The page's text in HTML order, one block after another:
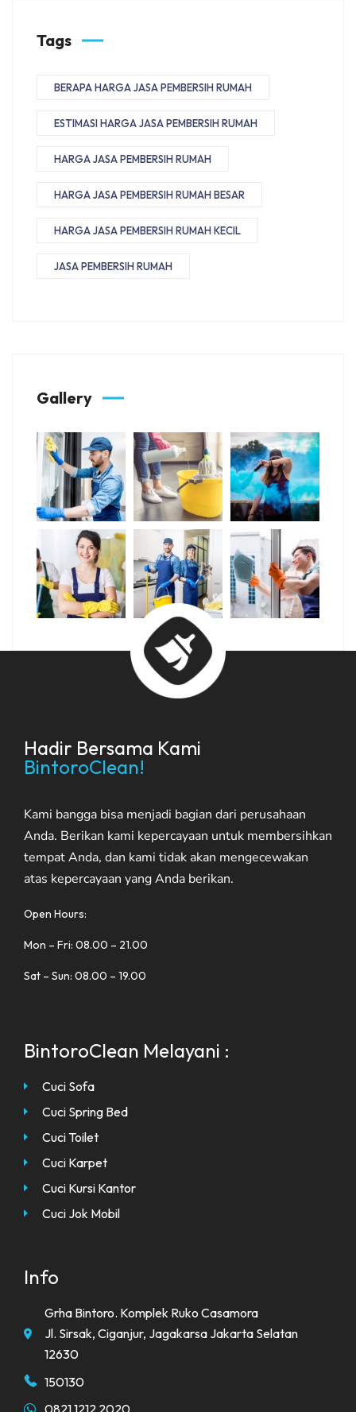
Tags
BERAPA HARGA JASA PEMBERSIH RUMAH
ESTIMASI HARGA JASA PEMBERSIH RUMAH
HARGA JASA PEMBERSIH RUMAH
HARGA JASA PEMBERSIH RUMAH BESAR
HARGA JASA PEMBERSIH RUMAH KECIL
JASA PEMBERSIH RUMAH
Gallery
Hadir Bersama Kami
BintoroClean!
Kami bangga bisa menjadi bagian dari perusahaan
Anda. Berikan kami kepercayaan untuk membersihkan
tempat Anda, dan kami tidak akan mengecewakan
atas kepercayaan yang Anda berikan.
Open Hours:
Mon – Fri: 08.00 – 21.00
Sat – Sun: 08.00 – 19.00
BintoroClean Melayani :
Cuci Sofa
Cuci Spring Bed
Cuci Toilet
Cuci Karpet
Cuci Kursi Kantor
Cuci Jok Mobil
Info
Grha Bintoro. Komplek Ruko Casamora
Jl. Sirsak, Ciganjur, Jagakarsa Jakarta Selatan
12630
150130